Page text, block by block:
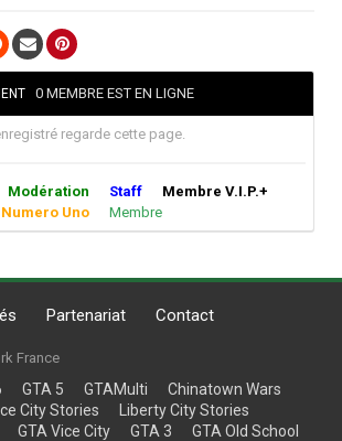
0 MEMBRE EST EN LIGNE
regarde cette page.
Modération Staff
Membre V.I.P.+
Numero Uno Membre
Partenariat Contact
France
GTA 5 GTAMulti
Chinatown Wars
City Stories
Liberty City Stories
GTA Vice City GTA 3
GTA Old School